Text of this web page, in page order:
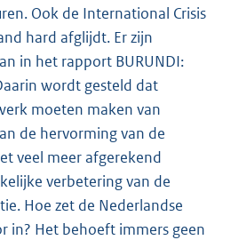
Ook de International Crisis
hard afglijdt. Er zijn
in het rapport BURUNDI:
wordt gesteld dat
moeten maken van
de hervorming van de
veel meer afgerekend
verbetering van de
Hoe zet de Nederlandse
in? Het behoeft immers geen